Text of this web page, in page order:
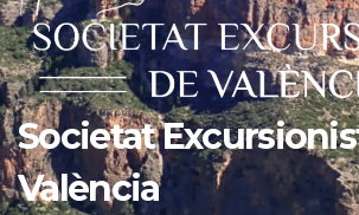
Societat
València